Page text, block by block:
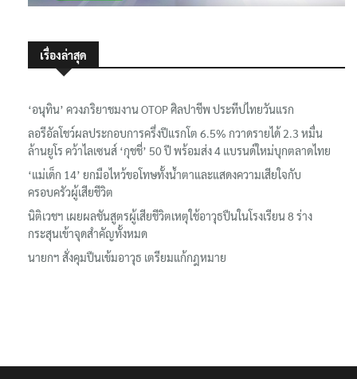
เรื่องล่าสุด
‘อนุทิน’ ควงภริยาชมงาน OTOP ศิลปาชีพ ประทีปไทยวันแรก
ลอรีอัลโชว์ผลประกอบการครึ่งปีแรกโต 6.5% กวาดรายได้ 2.3 หมื่น
ล้านยูโร คว้าไลเซนส์ ‘กุชชี่’ 50 ปี พร้อมส่ง 4 แบรนด์ใหม่บุกตลาดไทย
‘แม่เด็ก 14’ ยกมือไหว้ขอโทษทั้งน้ำตาและแสดงความเสียใจกับ
ครอบครัวผู้เสียชีวิต
นิติเวชฯ เผยผลชันสูตรผู้เสียชีวิตเหตุใช้อาวุธปืนในโรงเรียน 8 ร่าง
กระสุนเข้าจุดสำคัญทั้งหมด
นายกฯ สั่งคุมปืนเข้มอาวุธ เตรียมแก้กฎหมาย